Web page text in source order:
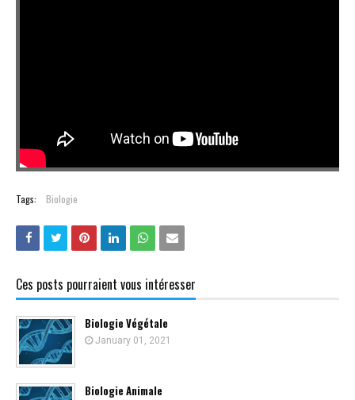
Tags: Biologie
Ces posts pourraient vous intéresser
Biologie Végétale
January 01, 2021
Biologie Animale